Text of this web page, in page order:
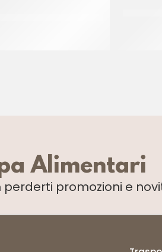
Alimentari
perderti promozioni e